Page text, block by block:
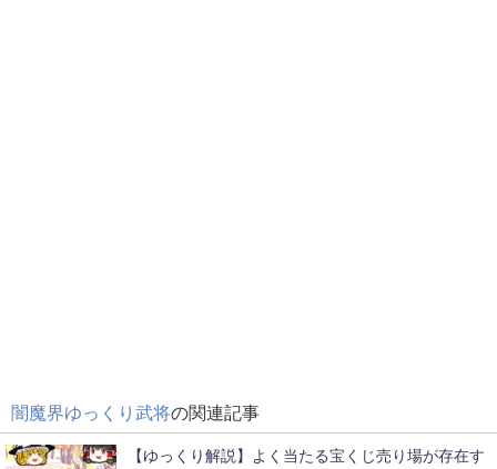
闇魔界ゆっくり武将の関連記事
【ゆっくり解説】よく当たる宝くじ売り場が存在す